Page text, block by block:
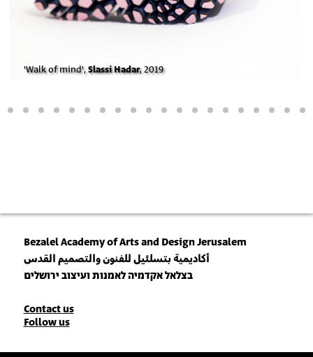
'Walk of mind',Slassi Hadar, 2019
Bezalel Academy of Arts and Design Jerusalem
أكاديمية بتسلئيل للفنون والتصميم القدس
בצלאל אקדמיה לאמנות ועיצוב ירושלים
Contact
Contact us
Follow us